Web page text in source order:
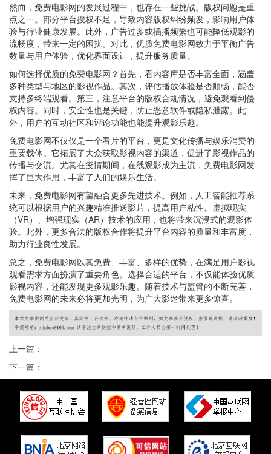
然而，免费电影网的发展过程中，也存在一些挑战。版权问题是重
点之一。部分平台授权不足，导致内容版权纠纷频发，影响用户体
验与行业健康发展。此外，广告过多或插播频繁也可能降低观影的
流畅度，带来一定的困扰。对此，优质免费电影网致力于平衡广告
数量与用户体验，优化界面设计，提升服务质量。
如何选择优质的免费电影网？首先，看内容库是否丰富全面，涵盖
多种类型与地区的影视作品。其次，评估播放体验是否顺畅，能否
支持多终端观看。第三，注意平台的版权合规情况，避免观看到侵
权内容。同时，安全性也是关键，防止恶意软件或隐私泄露。此
外，用户的互动社区和评论功能也能提升观影乐趣。
免费电影网不仅仅是一个看片的平台，更是文化传播与娱乐消费的
重要载体。它拓展了大众获取影视内容的渠道，促进了影视作品的
传播与交流。尤其在疫情期间，在线观影成为主流，免费电影网发
挥了巨大作用，丰富了人们的娱乐生活。
未来，免费电影网有望融合更多先进技术。例如，人工智能推荐系
统可以根据用户的兴趣精准推送影片，提高用户粘性。虚拟现实
（VR）、增强现实（AR）技术的应用，也将带来沉浸式的观影体
验。此外，更多合法的版权合作将提升平台内容的质量和丰富度，
助力行业良性发展。
总之，免费电影网以其免费、丰富、多样的优势，在满足用户影视
观看需求方面扮演了重要角色。选择合适的平台，不仅能体验优质
影视内容，还能发现更多观影乐趣。随着技术与监管的不断完善，
免费电影网的未来必将更加光明，为广大影迷带来更多惊喜。
上一篇：
下一篇：